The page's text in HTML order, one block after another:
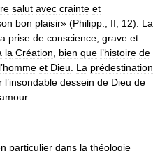
salut avec crainte et
bon plaisir» (Philipp II 12). La
prise de conscience grave et
la Création bien que l’histoire de
l’homme et Dieu La prédestination
l’insondable dessein de Dieu de
amour.
particulier dans la théologie